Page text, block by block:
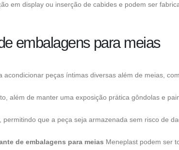
em display ou inserção de cabides e podem ser
embalagens para meias
peças íntimas diversas além de meias,
além de manter uma exposição prática gôndolas e
que a peça seja armazenada sem risco de
de embalagens para meias Meneplast podem ser